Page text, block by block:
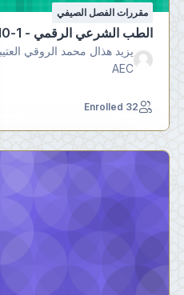
مقررات الفصل الصيفي
الطب الشرعي الرقمي - 1-10
يزيد هذال محمد الروقي
AEC
32 Enrolled